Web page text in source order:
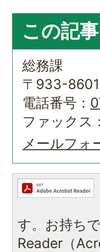
この記
総務課
〒933-
電話番号：
ファックス：
メールフォ
す。お持ち
Reader（